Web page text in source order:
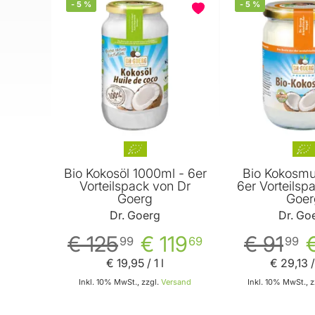
- 5 %
Bio Kokosöl 1000ml - 6er
Vorteilspack von Dr
Goerg
Dr. Goerg
€ 11969
€ 12599
Inkl. 10% MwSt., zzgl. Versand
€ 19,95 / 1 l
- 5 %
Bio
6er
Dr.
€ 9199
Inkl. 10% MwSt.,
€ 29,13